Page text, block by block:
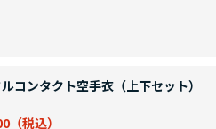
コンタクト空手衣（上下セット）